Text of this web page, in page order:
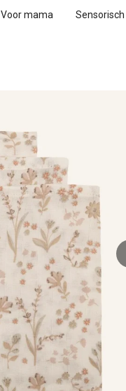
Voor mama